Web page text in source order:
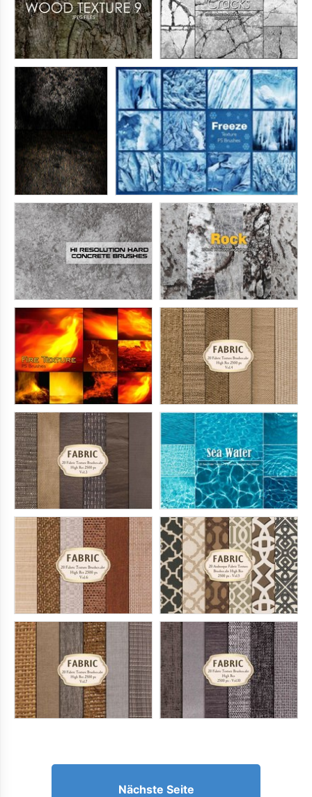
Nächste Seite